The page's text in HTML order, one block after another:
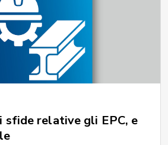
sfide relative gli EPC, e